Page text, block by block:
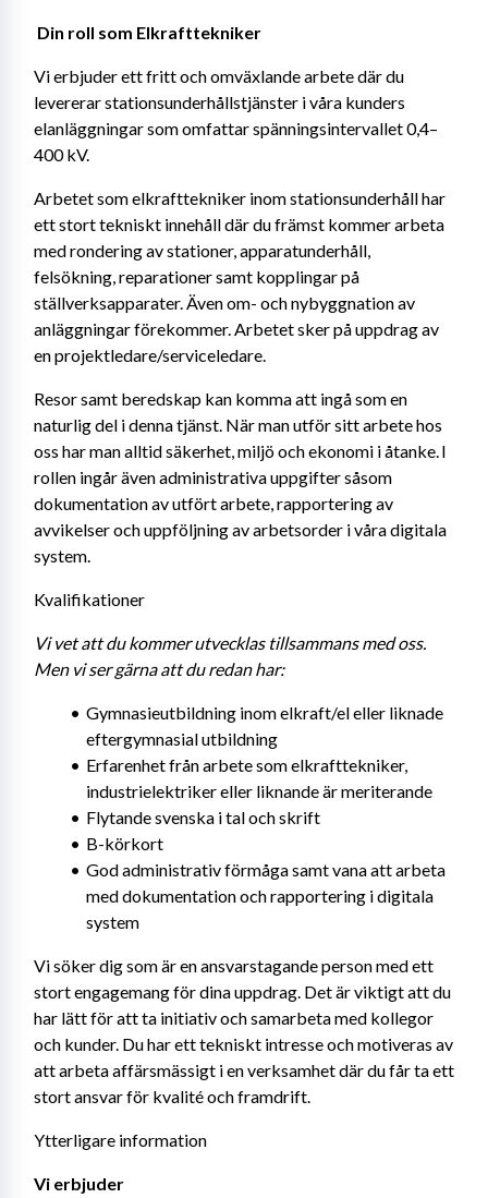
Din roll som Elkrafttekniker
Vi erbjuder ett fritt och omväxlande arbete där du
levererar stationsunderhållstjänster i våra kunders
elanläggningar som omfattar spänningsintervallet 0,4–
400 kV.
Arbetet som elkrafttekniker inom stationsunderhåll har
ett stort tekniskt innehåll där du främst kommer arbeta
med rondering av stationer, apparatunderhåll,
felsökning, reparationer samt kopplingar på
ställverksapparater. Även om- och nybyggnation av
anläggningar förekommer. Arbetet sker på uppdrag av
en projektledare/serviceledare.
Resor samt beredskap kan komma att ingå som en
naturlig del i denna tjänst. När man utför sitt arbete hos
oss har man alltid säkerhet, miljö och ekonomi i åtanke. I
rollen ingår även administrativa uppgifter såsom
dokumentation av utfört arbete, rapportering av
avvikelser och uppföljning av arbetsorder i våra digitala
system.
Kvalifikationer
Vi vet att du kommer utvecklas tillsammans med oss.
Men vi ser gärna att du redan har:
Gymnasieutbildning inom elkraft/el eller liknade
eftergymnasial utbildning
Erfarenhet från arbete som elkrafttekniker,
industrielektriker eller liknande är meriterande
Flytande svenska i tal och skrift
B-körkort
God administrativ förmåga samt vana att arbeta
med dokumentation och rapportering i digitala
system
Vi söker dig som är en ansvarstagande person med ett
stort engagemang för dina uppdrag. Det är viktigt att du
har lätt för att ta initiativ och samarbeta med kollegor
och kunder. Du har ett tekniskt intresse och motiveras av
att arbeta affärsmässigt i en verksamhet där du får ta ett
stort ansvar för kvalité och framdrift.
Ytterligare information
Vi erbjuder